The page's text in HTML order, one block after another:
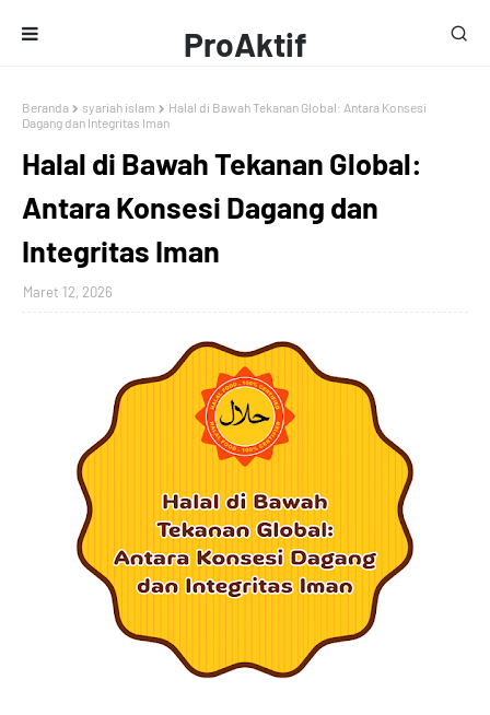
ProAktif
Media
Beranda syariah islam
Halal di Bawah Tekanan Global: Antara Konsesi
Dagang dan Integritas Iman
Halal di Bawah Tekanan Global:
Antara Konsesi Dagang dan
Integritas Iman
Maret 12, 2026